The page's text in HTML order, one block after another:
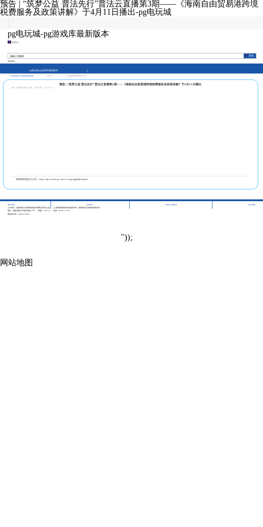
预告 | “筑梦公益 普法先行”普法云直播第3期——《海南自由贸易港跨境
税费服务及政策讲解》于4月11日播出-pg电玩城
| |
|
pg电玩城-pg游戏库最新版本
征纳互动
本站热词：
pg电玩城-pg游戏库最新版本
pg电玩城-pg游戏库最新版本 pg游戏库最新版本的公告
预告 | “筑梦公益 普法先行”普法云直播第3期——《海南自由贸易港跨境税费服务及政策讲解》于4月11日播出
来源：海南税务微信公众号 发布日期：2024-04-10
海南税务微信公众号：https://mp.weixin.qq.com/s/5z-agry4ggijfqlekntquw
网站管理 | 访问统计 联系pg电玩城
站点地图
主办单位：国家税务总局海南省税务局网站管理办公室
pg游戏库最新版本的版权所有：国家税务总局海南省税务局
地址：海南省海口市龙昆北路10号
邮编：570125
电话：0898-12366
网站标识码：bm29210001
"));
网站地图